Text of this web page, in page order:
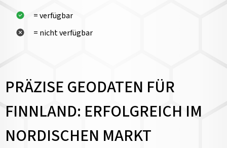
= verfügbar
= nicht verfügbar
PRÄZISE GEODATEN FÜR
FINNLAND: ERFOLGREICH IM
NORDISCHEN MARKT